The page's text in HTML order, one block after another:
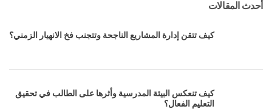
أحدث المقالات
كيف تتقن إدارة المشاريع الناجحة وتتجنب فخ الانهيار الزمني؟
كيف تنعكس البيئة المدرسية وأثرها على الطالب في تحقيق
التعليم الفعال؟